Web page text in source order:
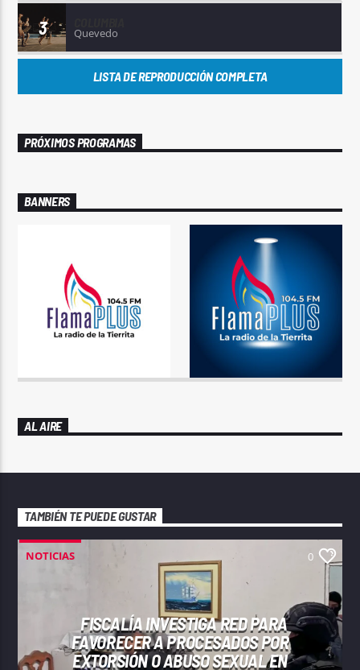
3 Quevedo
LISTA DE REPRODUCCIÓN COMPLETA
PRÓXIMOS PROGRAMAS
BANNERS
AL AIRE
TAMBIÉN TE PUEDE GUSTAR
NOTICIAS 0
FISCALÍA INVESTIGA RED PARA
FAVORECER A PROCESADOS POR
EXTORSIÓN O ABUSO SEXUAL EN